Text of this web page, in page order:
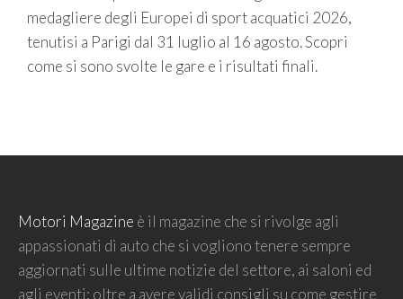
medagliere degli Europei di sport acquatici 2026,
tenutisi a Parigi dal 31 luglio al 16 agosto. Scopri
come si sono svolte le gare e i risultati finali.
Motori Magazine è il magazine che si rivolge agli
appassionati di auto che si vogliono tenere sempre
aggiornati sulle ultime notizie del settore, ai saloni ed
agli eventi; oltre a avere validi consigli su come gestire